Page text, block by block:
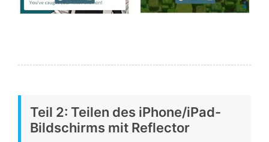
Teil 2: Teilen des iPhone/iPad-
Bildschirms mit Reflector